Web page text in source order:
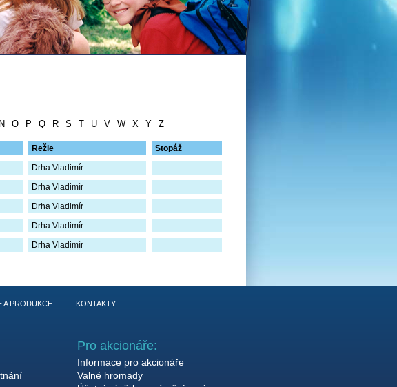
N O P Q R S T U V W X Y Z
Režie
Stopáž
Drha Vladimír
Drha Vladimír
Drha Vladimír
Drha Vladimír
Drha Vladimír
A PRODUKCE KONTAKTY
Pro akcionáře:
Informace pro akcionáře
Valné hromady